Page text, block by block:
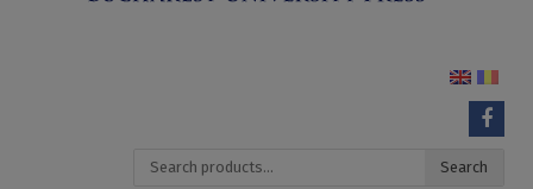
Search
Search